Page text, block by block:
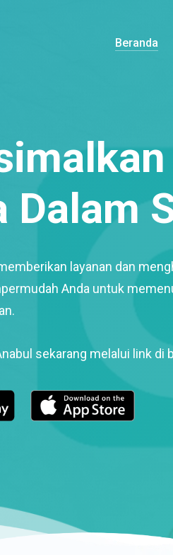
Beranda
Dalam
layanan dan
Anda untuk
sekarang melalui link di